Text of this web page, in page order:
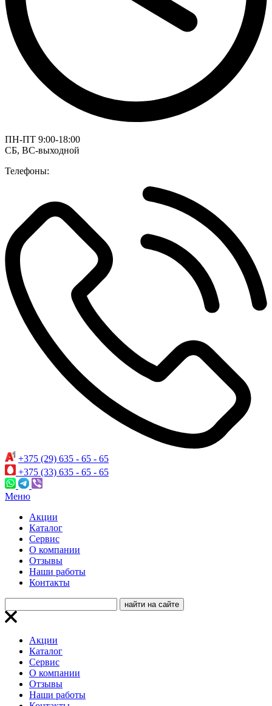
ПН-ПТ 9:00-18:00
СБ, ВС-выходной
Телефоны:
+375 (29) 635 - 65 - 65
+375 (33) 635 - 65 - 65
Меню
Акции
Каталог
Сервис
О компании
Отзывы
Наши работы
Контакты
Акции
Каталог
Сервис
О компании
Отзывы
Наши работы